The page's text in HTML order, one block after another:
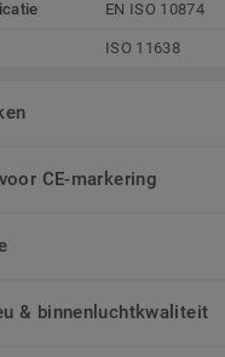
EN ISO 10874
ISO 11638
CE-markering
& binnenluchtkwaliteit